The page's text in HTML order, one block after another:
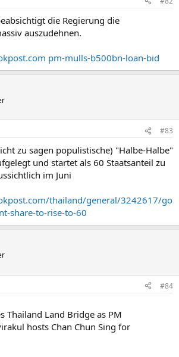
die Regierung die
auszudehnen.
pm-mulls-b500bn-loan-bid
#83
zu sagen populistische) "Halbe-Halbe"
und startet als 60 Staatsanteil zu
im Juni
thailand/general/3242617/go
share-to-rise-to-60
#84
Thailand Land Bridge as PM
hosts Chan Chun Sing for